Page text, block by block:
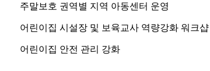
주말보호 권역별 지역 아동센터 운영
어린이집 시설장 및 보육교사 역량강화 워크샵
어린이집 안전 관리 강화